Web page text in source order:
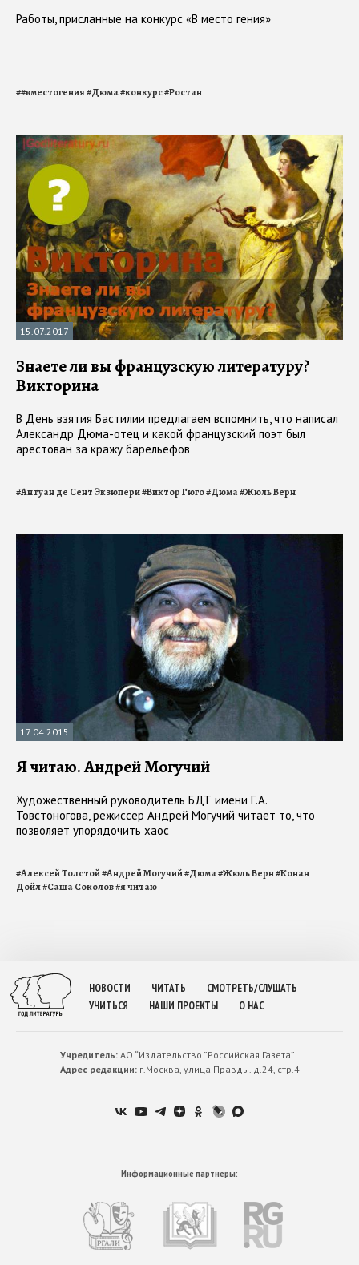
Работы, присланные на конкурс «В место гения»
##вместогения#Дюма#конкурс#Ростан
15.07.2017
Знаете ли вы французскую литературу?
Викторина
В День взятия Бастилии предлагаем вспомнить, что написал
Александр Дюма-отец и какой французский поэт был
арестован за кражу барельефов
#Антуан де Сент Экзюпери#Виктор Гюго#Дюма#Жюль Верн
17.04.2015
Я читаю. Андрей Могучий
Художественный руководитель БДТ имени Г.А.
Товстоногова, режиссер Андрей Могучий читает то, что
позволяет упорядочить хаос
#Алексей Толстой#Андрей Могучий#Дюма#Жюль Верн#Конан
Дойл#Саша Соколов#я читаю
НОВОСТИ ЧИТАТЬ
СМОТРЕТЬ/СЛУШАТЬ
УЧИТЬСЯ
НАШИ ПРОЕКТЫ О НАС
Учредитель:АО “Издательство ”Российская Газета”
Адрес редакции:г.Москва, улица Правды. д.24, стр.4
Информационные партнеры: